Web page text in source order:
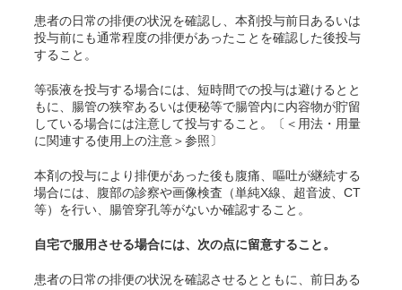
患者の日常の排便の状況を確認し、本剤投与前日あるいは
投与前にも通常程度の排便があったことを確認した後投与
すること。
等張液を投与する場合には、短時間での投与は避けるとと
もに、腸管の狭窄あるいは便秘等で腸管内に内容物が貯留
している場合には注意して投与すること。〔＜用法・用量
に関連する使用上の注意＞参照〕
本剤の投与により排便があった後も腹痛、嘔吐が継続する
場合には、腹部の診察や画像検査（単純X線、超音波、CT
等）を行い、腸管穿孔等がないか確認すること。
自宅で服用させる場合には、次の点に留意すること。
患者の日常の排便の状況を確認させるとともに、前日ある